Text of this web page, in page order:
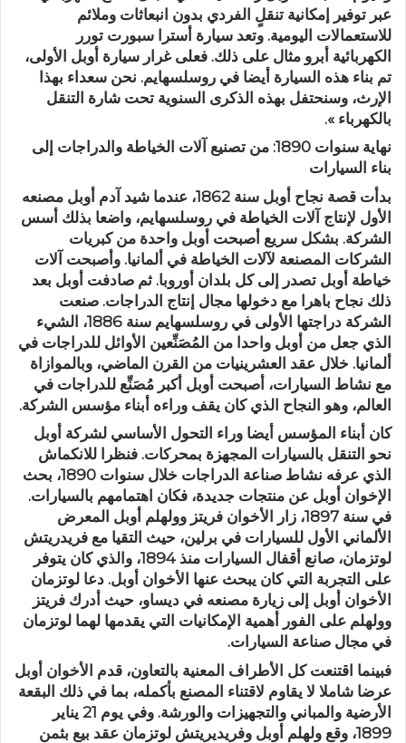
عبر توفير إمكانية تنقلٍ الفردي بدون انبعاثات وملائم
للاستعمالات اليومية. وتعد سيارة أسترا سبورت تورر
الكهربائية أبرو مثال على ذلك. فعلى غرار سيارة أوبل الأولى،
تم بناء هذه السيارة أيضا في روسلسهايم. نحن سعداء بهذا
الإرث، وسنحتفل بهذه الذكرى السنوية تحت شارة التنقل
بالكهرباء ».
نهاية سنوات 1890: من تصنيع آلات الخياطة والدراجات إلى
بناء السيارات
بدأت قصة نجاح أوبل سنة 1862، عندما شيد آدم أوبل مصنعه
الأول لإنتاج آلات الخياطة في روسلسهايم، واضعا بذلك أسس
الشركة. بشكل سريع أصبحت أوبل واحدة من كبريات
الشركات المصنعة لآلات الخياطة في ألمانيا. وأصبحت آلات
خياطة أوبل تصدر إلى كل بلدان أوروبا. ثم صادفت أوبل بعد
ذلك نجاح باهرا مع دخولها مجال إنتاج الدراجات. صنعت
الشركة دراجتها الأولى في روسلسهايم سنة 1886، الشيء
الذي جعل من أوبل واحدا من المُصَنِّعين الأوائل للدراجات في
ألمانيا. خلال عقد العشرينيات من القرن الماضي، وبالموازاة
مع نشاط السيارات، أصبحت أوبل أكبر مُصَنِّع للدراجات في
العالم، وهو النجاح الذي كان يقف وراءه أبناء مؤسس الشركة.
كان أبناء المؤسس أيضا وراء التحول الأساسي لشركة أوبل
نحو التنقل بالسيارات المجهزة بمحركات. فنظرا للانكماش
الذي عرفه نشاط صناعة الدراجات خلال سنوات 1890، بحث
الإخوان أوبل عن منتجات جديدة، فكان اهتمامهم بالسيارات.
في سنة 1897، زار الأخوان فريتز وولهلم أوبل المعرض
الألماني الأول للسيارات في برلين، حيث التقيا مع فريدريتش
لوتزمان، صانع أقفال السيارات منذ 1894، والذي كان يتوفر
على التجربة التي كان يبحث عنها الأخوان أوبل. دعا لوتزمان
الأخوان أوبل إلى زيارة مصنعه في ديساو، حيث أدرك فريتز
وولهلم على الفور أهمية الإمكانيات التي يقدمها لهما لوتزمان
في مجال صناعة السيارات.
فبينما اقتنعت كل الأطراف المعنية بالتعاون، قدم الأخوان أوبل
عرضا شاملا لا يقاوم لاقتناء المصنع بأكمله، بما في ذلك البقعة
الأرضية والمباني والتجهيزات والورشة. وفي يوم 21 يناير
1899، وقع ولهلم أوبل وفريديريتش لوتزمان عقد بيع بثمن